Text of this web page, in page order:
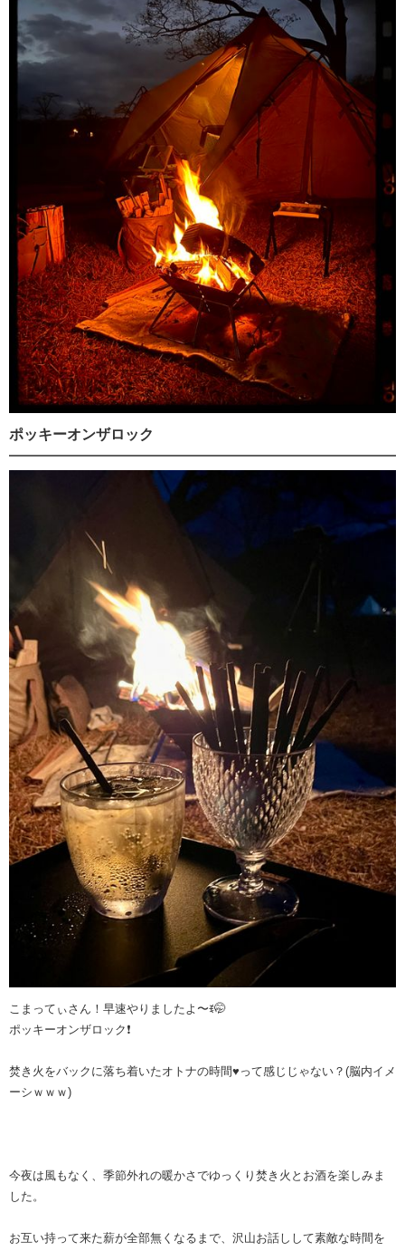
ポッキーオンザロック
こまってぃさん！早速やりましたよ〜ꉂ🤭
ポッキーオンザロック❗️
焚き火をバックに落ち着いたオトナの時間♥️って感じじゃない？(脳内イメ
ーシｗｗｗ)
今夜は風もなく、季節外れの暖かさでゆっくり焚き火とお酒を楽しみま
した。
お互い持って来た薪が全部無くなるまで、沢山お話しして素敵な時間を